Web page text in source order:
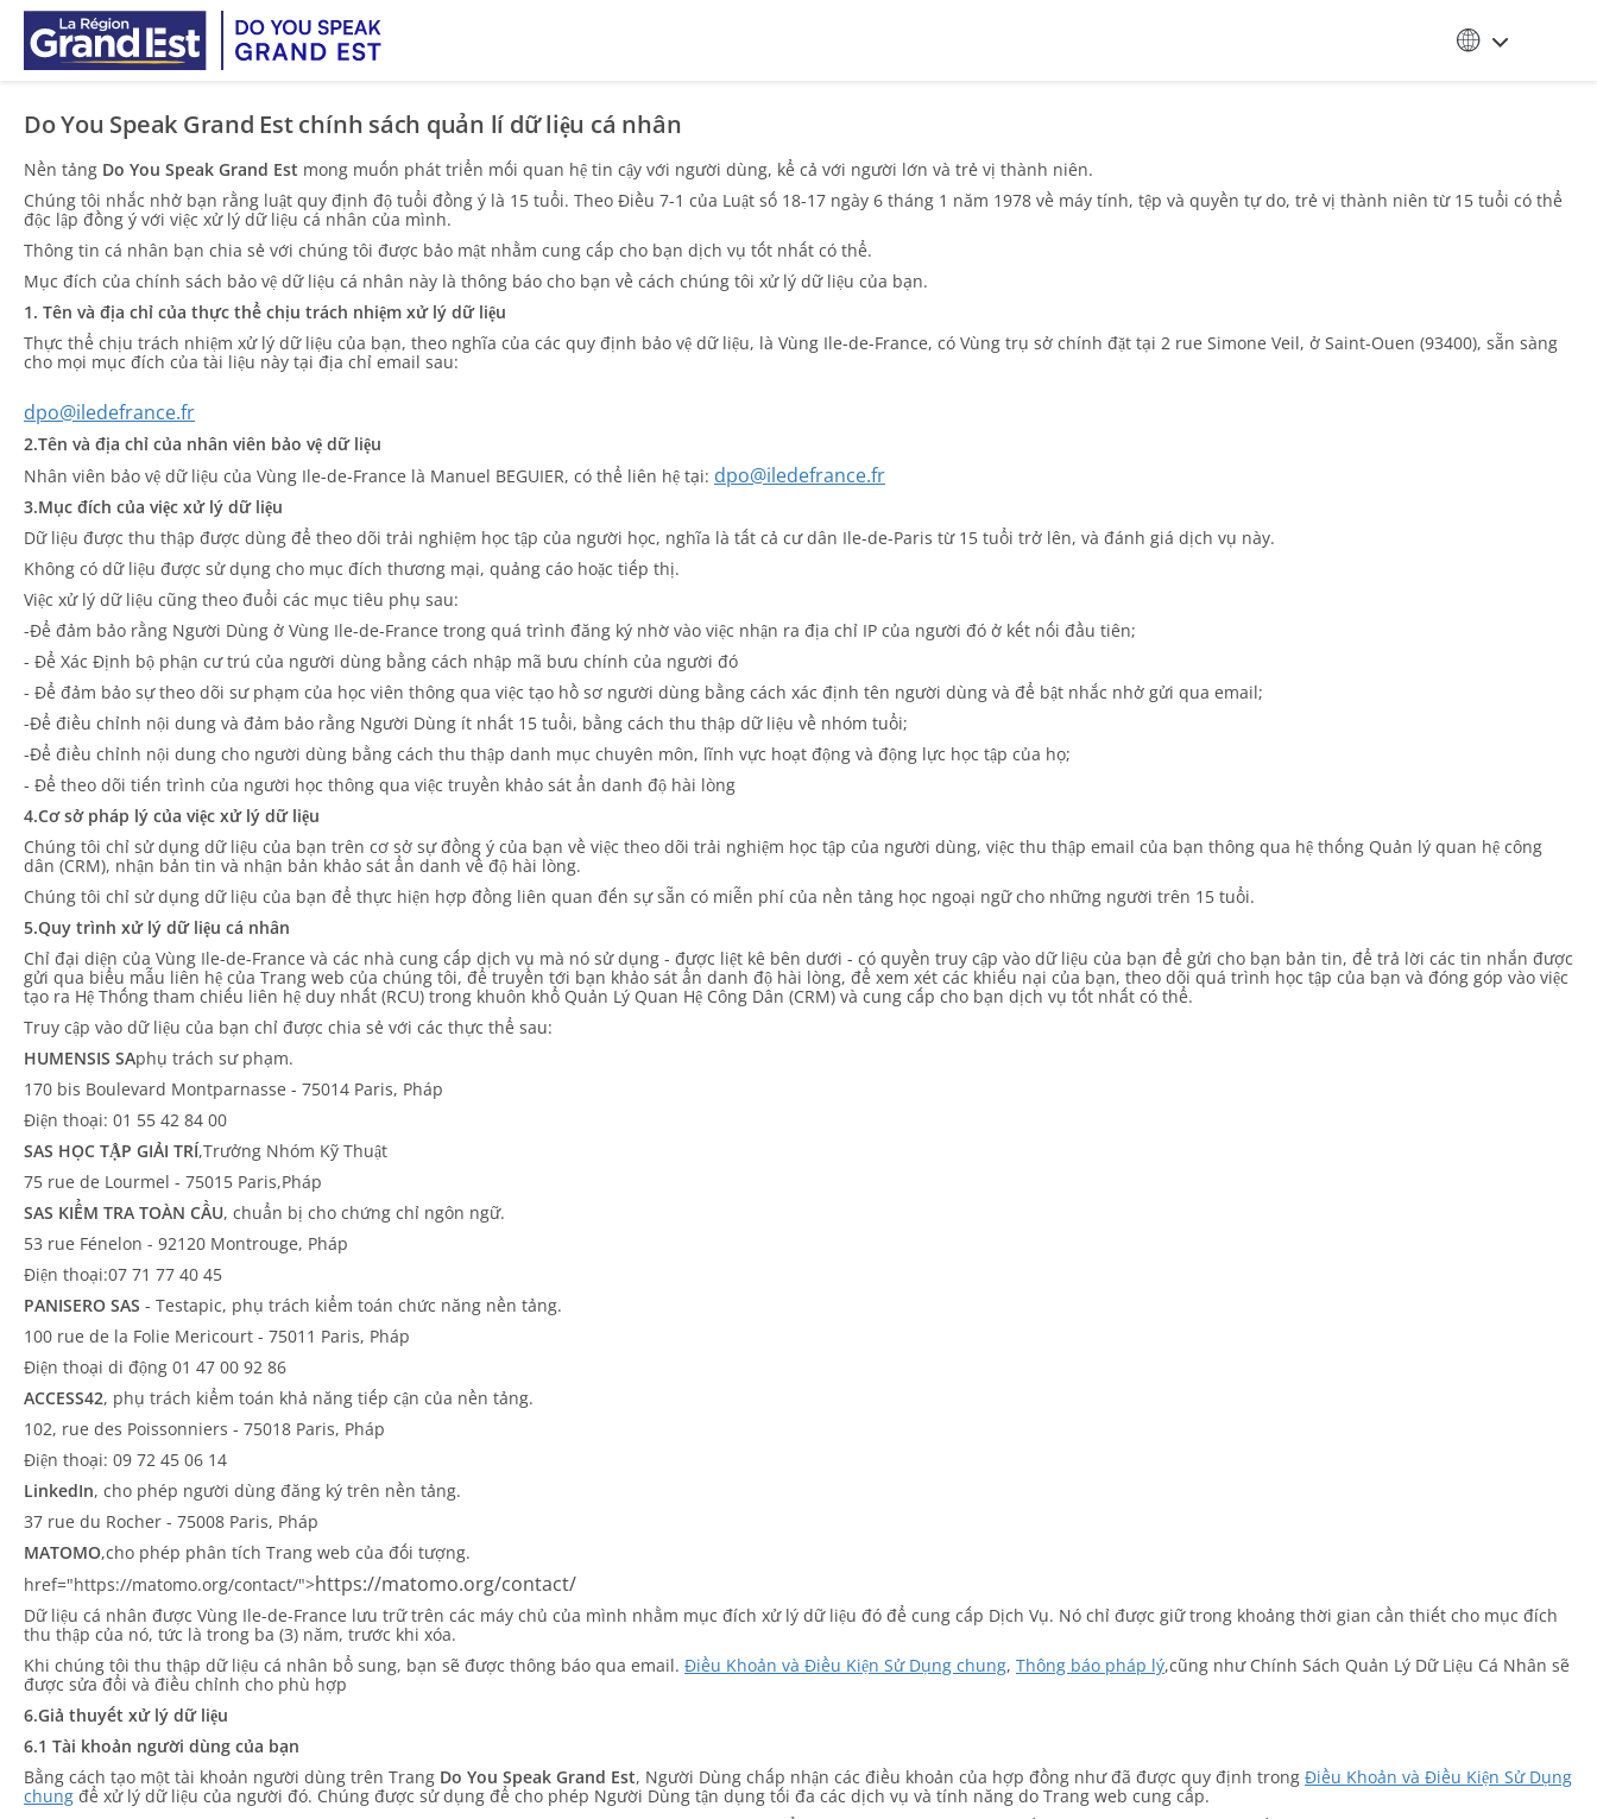
Skip to main content
Do You Speak Grand Est chính sách quản lí dữ liệu cá nhân
Nền tảng Do You Speak Grand Est mong muốn phát triển mối quan hệ tin cậy với người dùng, kể cả với người lớn và trẻ vị thành niên.
Chúng tôi nhắc nhở bạn rằng luật quy định độ tuổi đồng ý là 15 tuổi. Theo Điều 7-1 của Luật số 18-17 ngày 6 tháng 1 năm 1978 về máy tính, tệp và quyền tự do, trẻ vị thành niên từ 15 tuổi có thể
độc lập đồng ý với việc xử lý dữ liệu cá nhân của mình.
Thông tin cá nhân bạn chia sẻ với chúng tôi được bảo mật nhằm cung cấp cho bạn dịch vụ tốt nhất có thể.
Mục đích của chính sách bảo vệ dữ liệu cá nhân này là thông báo cho bạn về cách chúng tôi xử lý dữ liệu của bạn.
1. Tên và địa chỉ của thực thể chịu trách nhiệm xử lý dữ liệu
Thực thể chịu trách nhiệm xử lý dữ liệu của bạn, theo nghĩa của các quy định bảo vệ dữ liệu, là Vùng Ile-de-France, có Vùng trụ sở chính đặt tại 2 rue Simone Veil, ở Saint-Ouen (93400), sẵn sàng
cho mọi mục đích của tài liệu này tại địa chỉ email sau:
dpo@iledefrance.fr
2.Tên và địa chỉ của nhân viên bảo vệ dữ liệu
Nhân viên bảo vệ dữ liệu của Vùng Ile-de-France là Manuel BEGUIER, có thể liên hệ tại: dpo@iledefrance.fr
3.Mục đích của việc xử lý dữ liệu
Dữ liệu được thu thập được dùng để theo dõi trải nghiệm học tập của người học, nghĩa là tất cả cư dân Ile-de-Paris từ 15 tuổi trở lên, và đánh giá dịch vụ này.
Không có dữ liệu được sử dụng cho mục đích thương mại, quảng cáo hoặc tiếp thị.
Việc xử lý dữ liệu cũng theo đuổi các mục tiêu phụ sau:
-Để đảm bảo rằng Người Dùng ở Vùng Ile-de-France trong quá trình đăng ký nhờ vào việc nhận ra địa chỉ IP của người đó ở kết nối đầu tiên;
- Để Xác Định bộ phận cư trú của người dùng bằng cách nhập mã bưu chính của người đó
- Để đảm bảo sự theo dõi sư phạm của học viên thông qua việc tạo hồ sơ người dùng bằng cách xác định tên người dùng và để bật nhắc nhở gửi qua email;
-Để điều chỉnh nội dung và đảm bảo rằng Người Dùng ít nhất 15 tuổi, bằng cách thu thập dữ liệu về nhóm tuổi;
-Để điều chỉnh nội dung cho người dùng bằng cách thu thập danh mục chuyên môn, lĩnh vực hoạt động và động lực học tập của họ;
- Để theo dõi tiến trình của người học thông qua việc truyền khảo sát ẩn danh độ hài lòng
4.Cơ sở pháp lý của việc xử lý dữ liệu
Chúng tôi chỉ sử dụng dữ liệu của bạn trên cơ sở sự đồng ý của bạn về việc theo dõi trải nghiệm học tập của người dùng, việc thu thập email của bạn thông qua hệ thống Quản lý quan hệ công
dân (CRM), nhận bản tin và nhận bản khảo sát ẩn danh về độ hài lòng.
Chúng tôi chỉ sử dụng dữ liệu của bạn để thực hiện hợp đồng liên quan đến sự sẵn có miễn phí của nền tảng học ngoại ngữ cho những người trên 15 tuổi.
5.Quy trình xử lý dữ liệu cá nhân
Chỉ đại diện của Vùng Ile-de-France và các nhà cung cấp dịch vụ mà nó sử dụng - được liệt kê bên dưới - có quyền truy cập vào dữ liệu của bạn để gửi cho bạn bản tin, để trả lời các tin nhắn được
gửi qua biểu mẫu liên hệ của Trang web của chúng tôi, để truyền tới bạn khảo sát ẩn danh độ hài lòng, để xem xét các khiếu nại của bạn, theo dõi quá trình học tập của bạn và đóng góp vào việc
tạo ra Hệ Thống tham chiếu liên hệ duy nhất (RCU) trong khuôn khổ Quản Lý Quan Hệ Công Dân (CRM) và cung cấp cho bạn dịch vụ tốt nhất có thể.
Truy cập vào dữ liệu của bạn chỉ được chia sẻ với các thực thể sau:
HUMENSIS SAphụ trách sư phạm.
170 bis Boulevard Montparnasse - 75014 Paris, Pháp
Điện thoại: 01 55 42 84 00
SAS HỌC TẬP GIẢI TRÍ,Trưởng Nhóm Kỹ Thuật
75 rue de Lourmel - 75015 Paris,Pháp
SAS KIỂM TRA TOÀN CẦU, chuẩn bị cho chứng chỉ ngôn ngữ.
53 rue Fénelon - 92120 Montrouge, Pháp
Điện thoại:07 71 77 40 45
PANISERO SAS - Testapic, phụ trách kiểm toán chức năng nền tảng.
100 rue de la Folie Mericourt - 75011 Paris, Pháp
Điện thoại di động 01 47 00 92 86
ACCESS42, phụ trách kiểm toán khả năng tiếp cận của nền tảng.
102, rue des Poissonniers - 75018 Paris, Pháp
Điện thoại: 09 72 45 06 14
LinkedIn, cho phép người dùng đăng ký trên nền tảng.
37 rue du Rocher - 75008 Paris, Pháp
MATOMO,cho phép phân tích Trang web của đối tượng.
href="https://matomo.org/contact/">https://matomo.org/contact/
Dữ liệu cá nhân được Vùng Ile-de-France lưu trữ trên các máy chủ của mình nhằm mục đích xử lý dữ liệu đó để cung cấp Dịch Vụ. Nó chỉ được giữ trong khoảng thời gian cần thiết cho mục đích
thu thập của nó, tức là trong ba (3) năm, trước khi xóa.
Khi chúng tôi thu thập dữ liệu cá nhân bổ sung, bạn sẽ được thông báo qua email. Điều Khoản và Điều Kiện Sử Dụng chung, Thông báo pháp lý,cũng như Chính Sách Quản Lý Dữ Liệu Cá Nhân sẽ
được sửa đổi và điều chỉnh cho phù hợp
6.Giả thuyết xử lý dữ liệu
6.1 Tài khoản người dùng của bạn
Bằng cách tạo một tài khoản người dùng trên Trang Do You Speak Grand Est, Người Dùng chấp nhận các điều khoản của hợp đồng như đã được quy định trong Điều Khoản và Điều Kiện Sử Dụng
chung để xử lý dữ liệu của người đó. Chúng được sử dụng để cho phép Người Dùng tận dụng tối đa các dịch vụ và tính năng do Trang web cung cấp.